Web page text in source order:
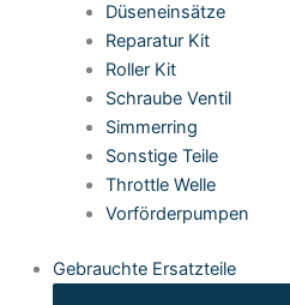
Düseneinsätze
Reparatur Kit
Roller Kit
Schraube Ventil
Simmerring
Sonstige Teile
Throttle Welle
Vorförderpumpen
Gebrauchte Ersatzteile